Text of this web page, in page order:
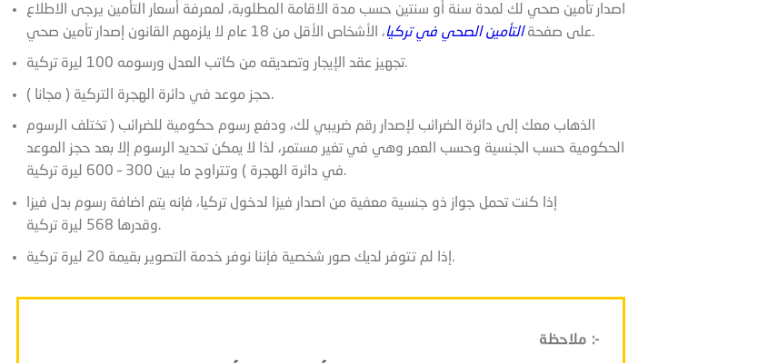
اصدار تأمين صحي لك لمدة سنة أو سنتين حسب مدة الاقامة المطلوبة، لمعرفة أسعار التأمين يرجى الاطلاع
على صفحةالتأمين الصحي في تركيا ، الأشخاص الأقل من 18 عام لا يلزمهم القانون إصدار تأمين صحي.
تجهيز عقد الإيجار وتصديقه من كاتب العدل ورسومه 100 ليرة تركية.
حجز موعد في دائرة الهجرة التركية ( مجانا ).
الذهاب معك إلى دائرة الضرائب لإصدار رقم ضريبي لك، ودفع رسوم حكومية للضرائب ( تختلف الرسوم
الحكومية حسب الجنسية وحسب العمر وهي في تغير مستمر، لذا لا يمكن تحديد الرسوم إلا بعد حجز الموعد
في دائرة الهجرة ) وتتراوح ما بين 300 – 600 ليرة تركية.
إذا كنت تحمل جواز ذو جنسية معفية من اصدار فيزا لدخول تركيا، فإنه يتم اضافة رسوم بدل فيزا
وقدرها 568ليرة تركية.
إذا لم تتوفر لديك صور شخصية فإننا نوفر خدمة التصوير بقيمة 20 ليرة تركية.
ملاحظة :-